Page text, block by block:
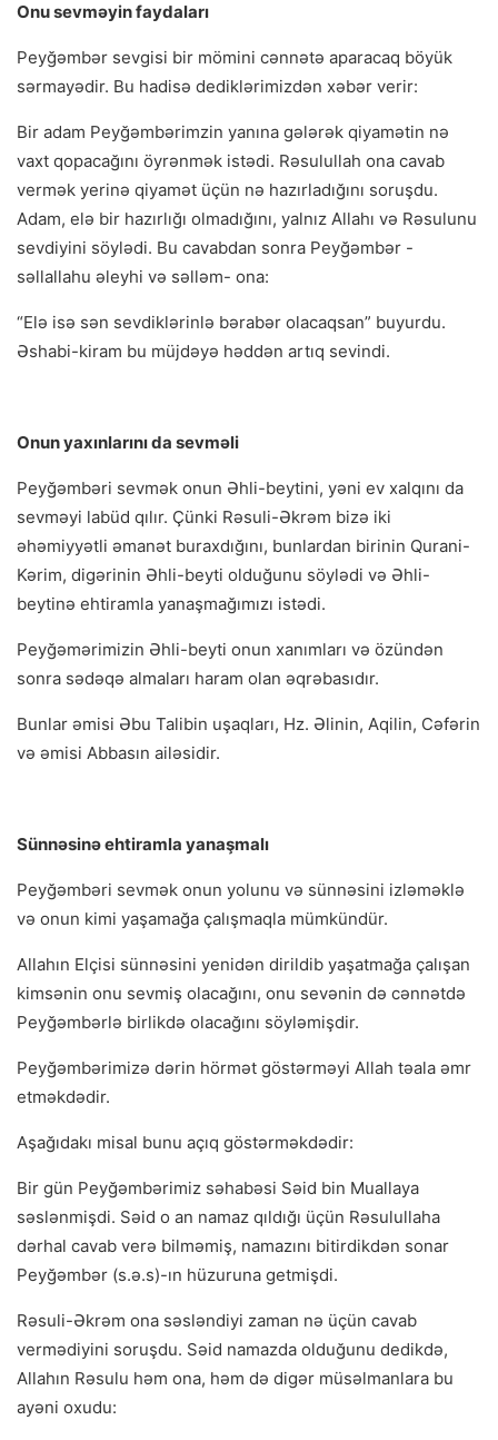
Onu sevməyin faydaları
Peyğəmbər sevgisi bir mömini cənnətə aparacaq böyük
sərmayədir. Bu hadisə dediklərimizdən xəbər verir:
Bir adam Peyğəmbərimzin yanına gələrək qiyamətin nə
vaxt qopacağını öyrənmək istədi. Rəsulullah ona cavab
vermək yerinə qiyamət üçün nə hazırladığını soruşdu.
Adam, elə bir hazırlığı olmadığını, yalnız Allahı və Rəsulunu
sevdiyini söylədi. Bu cavabdan sonra Peyğəmbər -
səllallahu əleyhi və səlləm- ona:
“Elə isə sən sevdiklərinlə bərabər olacaqsan” buyurdu.
Əshabi-kiram bu müjdəyə həddən artıq sevindi.
Onun yaxınlarını da sevməli
Peyğəmbəri sevmək onun Əhli-beytini, yəni ev xalqını da
sevməyi labüd qılır. Çünki Rəsuli-Əkrəm bizə iki
əhəmiyyətli əmanət buraxdığını, bunlardan birinin Qurani-
Kərim, digərinin Əhli-beyti olduğunu söylədi və Əhli-
beytinə ehtiramla yanaşmağımızı istədi.
Peyğəmərimizin Əhli-beyti onun xanımları və özündən
sonra sədəqə almaları haram olan əqrəbasıdır.
Bunlar əmisi Əbu Talibin uşaqları, Hz. Əlinin, Aqilin, Cəfərin
və əmisi Abbasın ailəsidir.
Sünnəsinə ehtiramla yanaşmalı
Peyğəmbəri sevmək onun yolunu və sünnəsini izləməklə
və onun kimi yaşamağa çalışmaqla mümkündür.
Allahın Elçisi sünnəsini yenidən dirildib yaşatmağa çalışan
kimsənin onu sevmiş olacağını, onu sevənin də cənnətdə
Peyğəmbərlə birlikdə olacağını söyləmişdir.
Peyğəmbərimizə dərin hörmət göstərməyi Allah təala əmr
etməkdədir.
Aşağıdakı misal bunu açıq göstərməkdədir:
Bir gün Peyğəmbərimiz səhabəsi Səid bin Muallaya
səslənmişdi. Səid o an namaz qıldığı üçün Rəsulullaha
dərhal cavab verə bilməmiş, namazını bitirdikdən sonar
Peyğəmbər (s.ə.s)-ın hüzuruna getmişdi.
Rəsuli-Əkrəm ona səsləndiyi zaman nə üçün cavab
vermədiyini soruşdu. Səid namazda olduğunu dedikdə,
Allahın Rəsulu həm ona, həm də digər müsəlmanlara bu
ayəni oxudu: